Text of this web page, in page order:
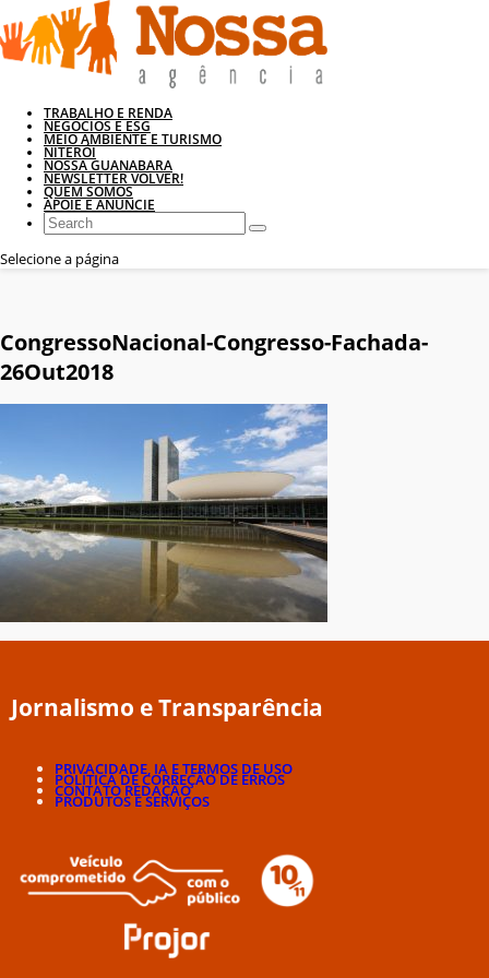
TRABALHO E RENDA
NEGÓCIOS E ESG
MEIO AMBIENTE E TURISMO
NITERÓI
NOSSA GUANABARA
NEWSLETTER VOLVER!
QUEM SOMOS
APOIE E ANUNCIE
Selecione a página
CongressoNacional-Congresso-Fachada-
26Out2018
Jornalismo e Transparência
PRIVACIDADE, IA E TERMOS DE USO
POLÍTICA DE CORREÇÃO DE ERROS
CONTATO REDAÇÃO
PRODUTOS E SERVIÇOS